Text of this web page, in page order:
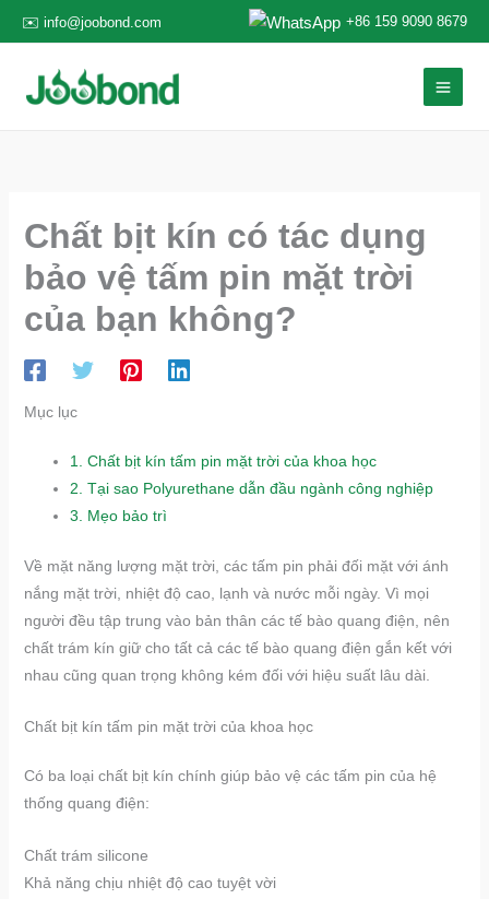
tới
dung
✉️ info@joobond.com +86 159 9090 8679
Chất bịt kín có tác dụng
bảo vệ tấm pin mặt trời
của bạn không?
Mục lục
1. Chất bịt kín tấm pin mặt trời của khoa học
2. Tại sao Polyurethane dẫn đầu ngành công nghiệp
3. ​​Mẹo bảo trì​​
Về mặt năng lượng mặt trời, các tấm pin phải đối mặt với ánh
nắng mặt trời, nhiệt độ cao, lạnh và nước mỗi ngày. Vì mọi
người đều tập trung vào bản thân các tế bào quang điện, nên
chất trám kín giữ cho tất cả các tế bào quang điện gắn kết với
nhau cũng quan trọng không kém đối với hiệu suất lâu dài.
Chất bịt kín tấm pin mặt trời của khoa học
Có ba loại chất bịt kín chính giúp bảo vệ các tấm pin của hệ
thống quang điện:
​​Chất trám silicone​​
Khả năng chịu nhiệt độ cao tuyệt vời